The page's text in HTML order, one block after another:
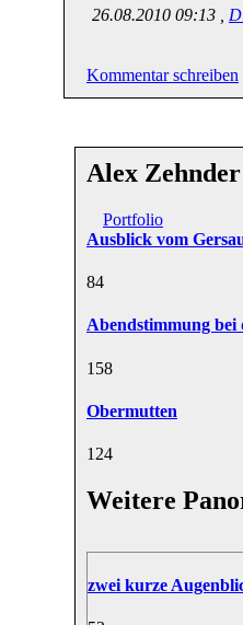
26.08.2010 09:13 ,
Kommentar schreiben
Alex Zehnder
Portfolio
Ausblick vom
84
Abendstimmung
158
Obermutten
124
Weitere
zwei kurze